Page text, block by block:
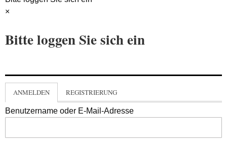
×
Bitte loggen Sie sich ein
ANMELDEN REGISTRIERUNG
Benutzername oder E-Mail-Adresse